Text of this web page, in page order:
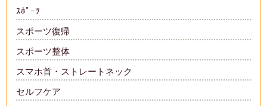
ｽﾎﾟｰﾂ
スポーツ復帰
スポーツ整体
スマホ首・ストレートネック
セルフケア